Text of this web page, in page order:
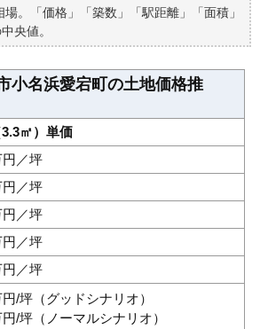
。「価格」「築数」「駅距離」「面積」
央値。
小名浜愛宕町の土地価格推
㎡）単価
円／坪
円／坪
円／坪
円／坪
円／坪
/坪（グッドシナリオ）
円/坪（ノーマルシナリオ）